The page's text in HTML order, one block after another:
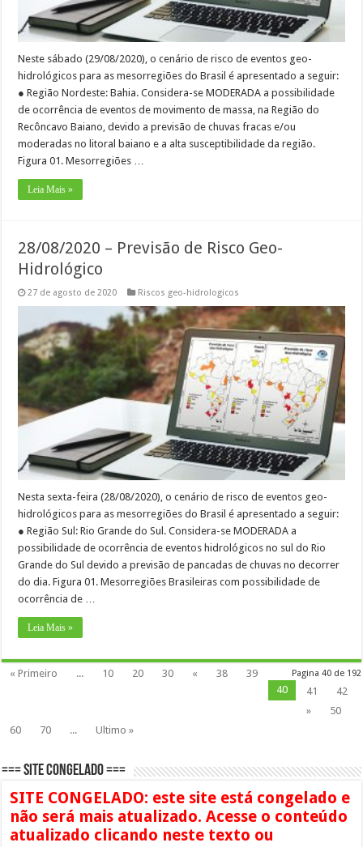
Neste sábado (29/08/2020), o cenário de risco de eventos geo-
hidrológicos para as mesorregiões do Brasil é apresentado a seguir:
● Região Nordeste: Bahia. Considera-se MODERADA a possibilidade
de ocorrência de eventos de movimento de massa, na Região do
Recôncavo Baiano, devido a previsão de chuvas fracas e/ou
moderadas no litoral baiano e a alta susceptibilidade da região.
Figura 01. Mesorregiões …
Leia Mais »
28/08/2020 – Previsão de Risco Geo-
Hidrológico
27 de agosto de 2020 Riscos geo-hidrologicos
Nesta sexta-feira (28/08/2020), o cenário de risco de eventos geo-
hidrológicos para as mesorregiões do Brasil é apresentado a seguir:
● Região Sul: Rio Grande do Sul. Considera-se MODERADA a
possibilidade de ocorrência de eventos hidrológicos no sul do Rio
Grande do Sul devido a previsão de pancadas de chuvas no decorrer
do dia. Figura 01. Mesorregiões Brasileiras com possibilidade de
ocorrência de …
Leia Mais »
Pagina 40 de 192
« Primeiro ... 10 20 30 « 38
39
40
41
42
»
50
60
70 ... Ultimo »
=== SITE CONGELADO ===
SITE CONGELADO: este site está congelado e
não será mais atualizado. Acesse o conteúdo
atualizado clicando neste texto ou